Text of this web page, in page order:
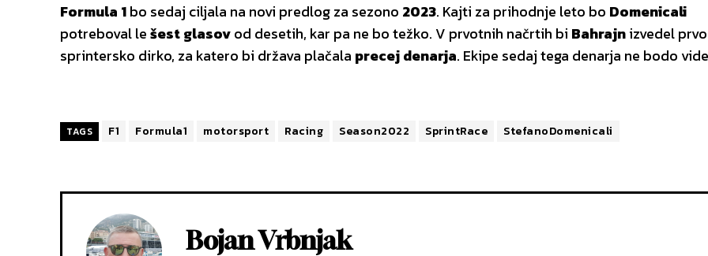
Formula 1bo sedaj ciljala na novi predlog za sezono 2023. Kajti za prihodnje leto bo Domenicali
potreboval lešest glasovod desetih, kar pa ne bo težko. V prvotnih načrtih bi Bahrajnizvedel prvo
sprintersko dirko, za katero bi država plačala precej denarja. Ekipe sedaj tega denarja ne bodo
TAGS F1 Formula1 motorsport Racing Season2022 SprintRace StefanoDomenicali
Bojan Vrbnjak